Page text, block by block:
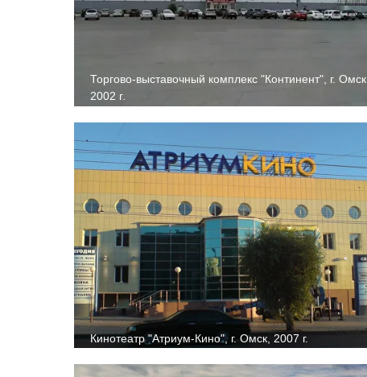
Кинотеатр "Атриум-Кино", г. Омск, 2007 г.
Торгово-выставочный комплекс "Континент", г. Омск,
2002 г